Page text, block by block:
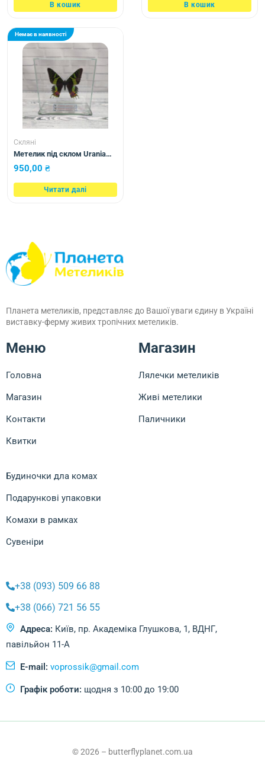
В кошик В кошик
Немає в наявності
Скляні
Метелик під склом Urania
ripheus 120х120
950,00 ₴
Читати далі
Планета метеликів, представляє до Вашої уваги єдину в Україні
виставку-ферму живих тропічних метеликів.
Меню
Головна
Магазин
Контакти
Квитки
Магазин
Лялечки метеликів
Живі метелики
Паличники
Будиночки дла комах
Подарункові упаковки
Комахи в рамках
Сувеніри
+38 (093) 509 66 88
+38 (066) 721 56 55
Адреса: Київ, пр. Академіка Глушкова, 1, ВДНГ,
павільйон 11-А
E-mail: voprossik@gmail.com
Графік роботи: щодня з 10:00 до 19:00
© 2026 – butterflyplanet.com.ua